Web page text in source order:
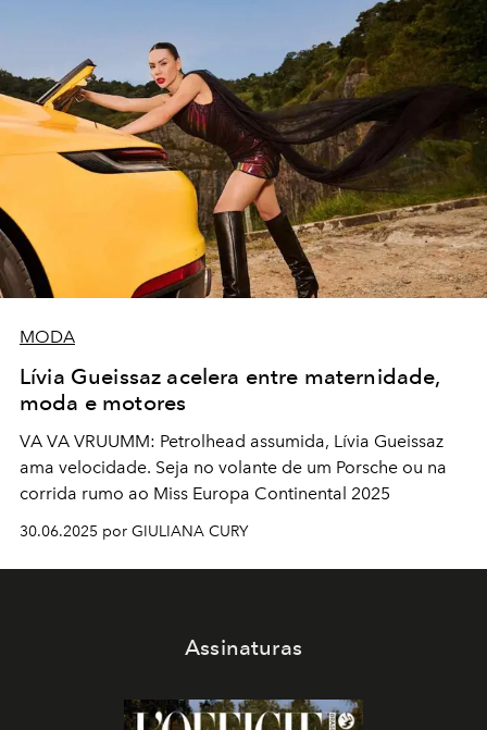
MODA
Lívia Gueissaz acelera entre maternidade,
moda e motores
VA VA VRUUMM: Petrolhead assumida, Lívia Gueissaz
ama velocidade. Seja no volante de um Porsche ou na
corrida rumo ao Miss Europa Continental 2025
30.06.2025 por GIULIANA CURY
Assinaturas